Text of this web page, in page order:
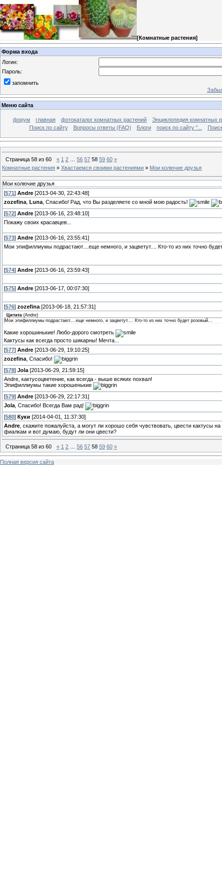
[Комнатные растения]
Форма входа
Логин:
Пароль:
запомнить
Меню сайта
форум главная фотокаталог комнатных растений
Энциклопедия комнатных
Поиск по сайту
Вопросы ответы (FAQ) Блоги поиск по сайту "...
Страница 58 из 60 « 1 2 56 57 58 59 60 »
Комнатные растения » Хвастаемся своими растениями » Мои колючие друзья
Мои колючие друзья
[571] Andre [2013-04-30, 22:43:48]
zozefina, Luna, Спасибо! Рад, что Вы разделяете со мной мою радость!
[572] Andre [2013-06-16, 23:48:10]
Покажу своих красавцев...
[573] Andre [2013-06-16, 23:55:41]
Мои эпифиллиумы подрастают....еще немного, и зацветут.... Кто-то из них точно
[574] Andre [2013-06-16, 23:59:43]
[575] Andre [2013-06-17, 00:07:30]
[576] zozefina [2013-06-18, 21:57:31]
Цитата (Andre)
Мои эпифиллиумы подрастают....еще немного, и зацветут.... Кто-то из них точно будет розовый...
Какие хорошинькие! Любо-дорого смотреть
Кактусы как всегда просто шикарны! Мечта...
[577] Andre [2013-06-29, 19:10:25]
zozefina, Спасибо!
[578] Jola [2013-06-29, 21:59:15]
Andre, кактусоцветение, как всегда - выше всяких похвал!
Эпифиллиумы такие хорошенькие
[579] Andre [2013-06-29, 22:17:31]
Jola, Спасибо! Всегда Вам рад!
[580] Куки [2014-04-01, 11:37:30]
Andre , скажите пожалуйста, а могут ли хорошо себя чувствовать, цвести кактусы
фиалкам и вот думаю, будут ли они цвести?
Страница 58 из 60 « 1 2 56 57 58 59 60 »
Полная версия сайта